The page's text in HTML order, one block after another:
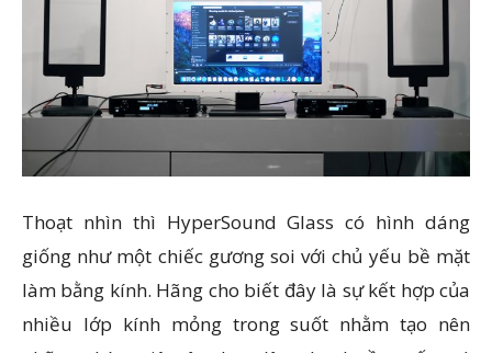
Thoạt nhìn thì HyperSound Glass có hình dáng
giống như một chiếc gương soi với chủ yếu bề mặt
làm bằng kính. Hãng cho biết đây là sự kết hợp của
nhiều lớp kính mỏng trong suốt nhằm tạo nên